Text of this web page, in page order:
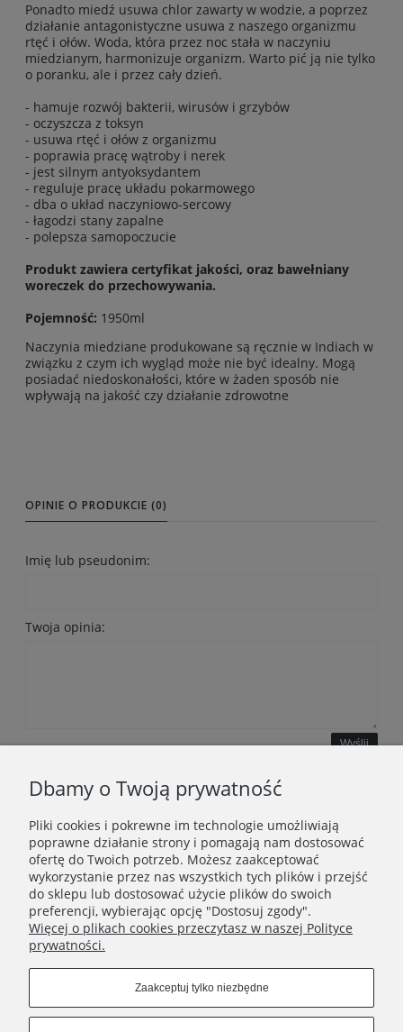
Ponadto miedź usuwa chlor zawarty w wodzie, a poprzez
działanie antagonistyczne usuwa z naszego organizmu
rtęć i ołów. Woda, która przez noc stała w naczyniu
miedzianym, harmonizuje organizm. Warto pić ją nie tylko
o poranku, ale i przez cały dzień.
- hamuje rozwój bakterii, wirusów i grzybów
- oczyszcza z toksyn
- usuwa rtęć i ołów z organizmu
- poprawia pracę wątroby i nerek
- jest silnym antyoksydantem
- reguluje pracę układu pokarmowego
- dba o układ naczyniowo-sercowy
- łagodzi stany zapalne
- polepsza samopoczucie
Produkt zawiera certyfikat jakości, oraz bawełniany
woreczek do przechowywania.
Pojemność: 1950ml
Naczynia miedziane produkowane są ręcznie w Indiach w
związku z czym ich wygląd może nie być idealny. Mogą
posiadać niedoskonałości, które w żaden sposób nie
wpływają na jakość czy działanie zdrowotne
OPINIE O PRODUKCIE (0)
Imię lub pseudonim:
Twoja opinia:
Wyślij
WAŻNE INFORMACJE
POLECANE STRONY
Dbamy o Twoją prywatność
Pliki cookies i pokrewne im technologie umożliwiają
poprawne działanie strony i pomagają nam dostosować
ofertę do Twoich potrzeb. Możesz zaakceptować
wykorzystanie przez nas wszystkich tych plików i przejść
do sklepu lub dostosować użycie plików do swoich
preferencji, wybierając opcję "Dostosuj zgody".
Więcej o plikach cookies przeczytasz w naszej Polityce
prywatności.
Zaakceptuj tylko niezbędne